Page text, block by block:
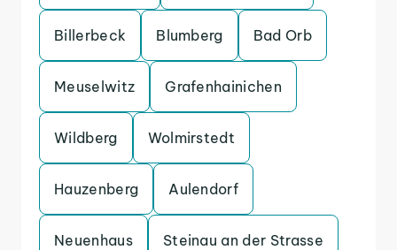
Billerbeck Blumberg Bad Orb
Meuselwitz Grafenhainichen
Wildberg Wolmirstedt
Hauzenberg Aulendorf
Neuenhaus Steinau an der Strasse